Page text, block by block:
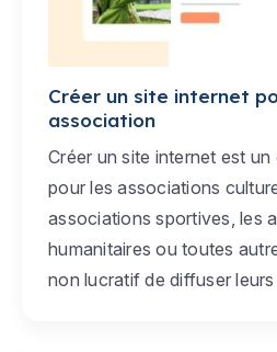
Créer un site internet
association
Créer un site internet est
pour les associations
associations sportives, les
humanitaires ou toutes
non lucratif de diffuser